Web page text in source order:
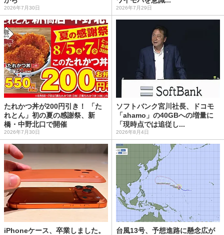
2026年7月30日 2026年7月29日
たれかつ丼が200円引き！ 「た
れとん」初の夏の感謝祭、新
橋・中野北口で開催
2026年7月30日
ソフトバンク宮川社長、ドコモ
「ahamo」の40GBへの増量に
「現時点では追従し...
2026年8月4日
iPhoneケース、卒業しました。
台風13号、予想進路に懸念広が